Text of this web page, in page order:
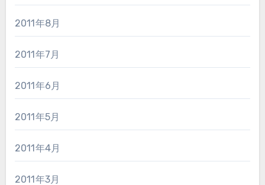
2011年8月
2011年7月
2011年6月
2011年5月
2011年4月
2011年3月